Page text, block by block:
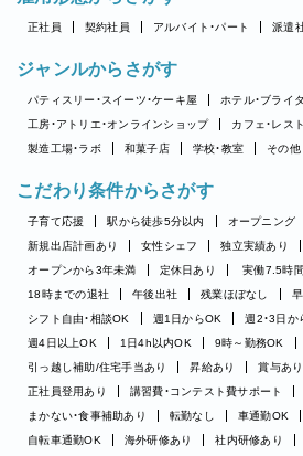
正社員 契約社員 アルバイト・パート 派遣
ジャンルからさがす
パティスリー・スイーツ・ケーキ屋
ホテル・ブライ
工房・アトリエ・オンラインショップ
カフェ・レス
製造工場・ラボ
和菓子店 学校・教室 その他
こだわり条件からさがす
子育て応援 駅から徒歩5分以内 オープニング
新規出店計画あり
女性シェフ 独立実績あり
オープンから3年未満
定休日あり 実働7.5時間
18時までの退社
午後出社 残業ほぼなし
シフト自由・相談OK
週1日からOK
週2・3日か
週4日以上OK
1日4h以内OK 9時～勤務OK
引っ越し補助/住宅手当あり
昇給あり 賞与あり
正社員登用あり
講習費・コンテスト費サポート
まかない・食事補助あり
転勤なし 車通勤OK
自転車通勤OK
海外研修あり 社内研修あり